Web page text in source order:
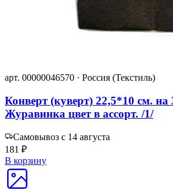
арт. 00000046570 · Россия (Текстиль)
Конверт (куверт) 22,5*10 см. на
Журавинка цвет в ассорт. /1/
Самовывоз с 14 августа
181 ₽
В корзину